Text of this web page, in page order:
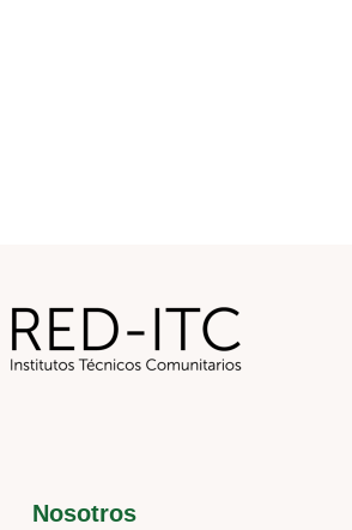
Nosotros